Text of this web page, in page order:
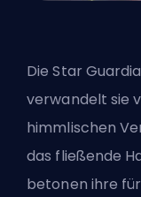
Die Star
verwandelt sie
himmlischen
das fließende
betonen ihre